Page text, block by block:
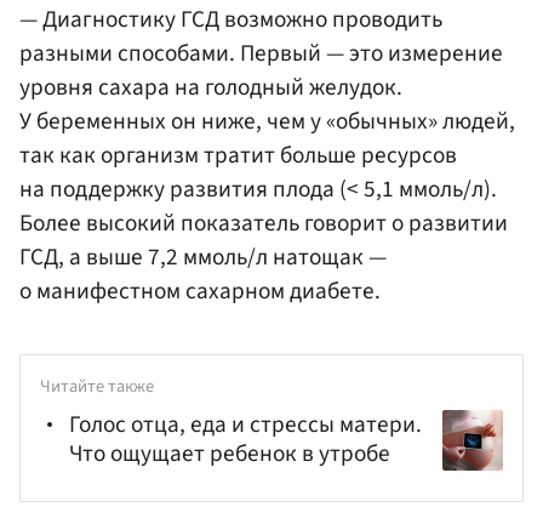
— Диагностику ГСД возможно проводить
разными способами. Первый — это измерение
уровня сахара на голодный желудок.
У беременных он ниже, чем у «обычных» людей,
так как организм тратит больше ресурсов
на поддержку развития плода (< 5,1 ммоль/л).
Более высокий показатель говорит о развитии
ГСД, а выше 7,2 ммоль/л натощак —
о манифестном сахарном диабете.
Читайте также
Голос отца, еда и стрессы матери.
Что ощущает ребенок в утробе